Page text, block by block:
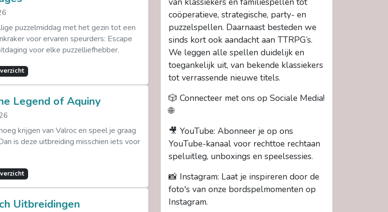
puzzelmiddag met het gezin tot een
voor ervaren speurders: Escape
voor elke puzzelliefhebber.
Legend of Aquiny
krijgen van Valroc en speel je graag
is deze uitbreiding misschien iets voor
Uitbreidingen
coöperatieve, strategische, party- en
puzzelspellen. Daarnaast besteden we
sinds kort ook aandacht aan TTRPG’s.
We leggen alle spellen duidelijk en
toegankelijk uit, van bekende klassiekers
tot verrassende nieuwe titels.
🎲 Connecteer met ons op Sociale Media!
🌐
🎥 YouTube: Abonneer je op ons
YouTube-kanaal voor rechttoe rechtaan
speluitleg, unboxings en speelsessies.
📸 Instagram: Laat je inspireren door de
foto's van onze bordspelmomenten op
Instagram.